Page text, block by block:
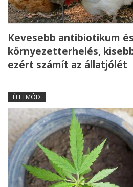
Kevesebb antibiotikum és
környezetterhelés,
ezért számít az állatjólét
ÉLETMÓD